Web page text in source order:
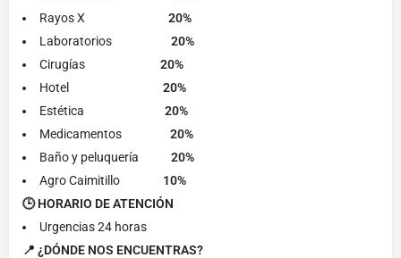
Rayos X 20%
Laboratorios 20%
Cirugías
20%
Hotel 20%
Estética
20%
Medicamentos
20%
Baño y peluquería
20%
Agro Caimitillo
10%
🕒 HORARIO DE ATENCIÓN
Urgencias 24 horas
📍 ¿DÓNDE NOS ENCUENTRAS?